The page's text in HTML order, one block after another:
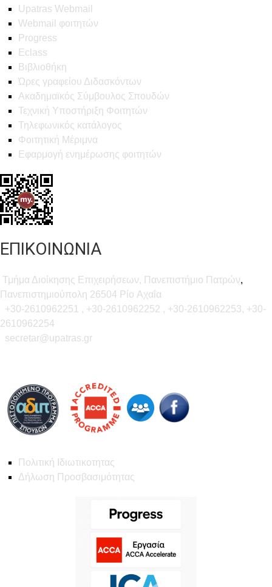
Upatras Webmail
Webmail φοιτητών
Progress
Eclass
Βιβλιοθήκη
Ώρες γραφείου Διδασκόντων
Ακαδημαϊκός Σύμβουλος Σπουδών
Τεχνική Υποστήριξη Φοιτητών
Τηλεφωνικός κατάλογος
Φοιτητική Μέριμνα
Εφαρμογή ενημέρωσης φοιτητών
ΕΠΙΚΟΙΝΩΝΙΑ
Τμήμα Διοίκησης Επιχειρήσεων, Πανεπιστήμιο Πατρών,
Πανεπιστημιούπολη 26504 Ρίο Αχαΐα
+30-2610962251 , +30-2610962252 , +30-2610962253, +30-
2610962254
secretar@upatras.gr
Πολιτική Ιδιωτικοτητας
Δήλωση Προσβασιμότητας